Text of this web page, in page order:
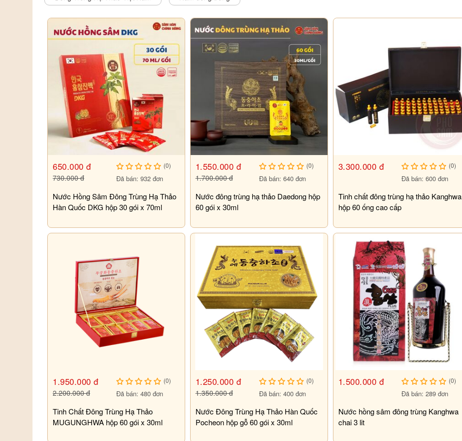
- Những ai đang có sự rối loan về cân bằng nội tiết trong cơ thể.
- Những người có chứng liên quan về đường tiết niệu, bệnh suy thận.
- Các đối tượng mắc các chứng bệnh về da tự miễn thì không nên sử dụng như: vẩy nến, á sừng,…
- Các thai phụ và người đang cho con bú không nên sử dụng.
Cách bảo quản
- Để nơi thoáng mát như tủ lạnh.
- Tránh tiếp xúc ánh sáng mặt trời và nhiệt độ.
650.000 đ
730.000 đ
(0)
Đã bán: 932 đơn
Nước Hồng Sâm Đông Trùng Hạ Thảo
Hàn Quốc DKG hộp 30 gói x 70ml
1.550.000 đ
1.700.000 đ
(0)
Đã bán: 640 đơn
Nước đông trùng hạ thảo Daedong hộp
60 gói x 30ml
3.300.000 đ (0)
Đã bán: 600 đơn
Tinh chất đông trùng hạ thảo Kanghwa
hộp 60 ống cao cấp
1.950.000 đ
2.200.000 đ
(0)
Đã bán: 480 đơn
Tinh Chất Đông Trùng Hạ Thảo
MUGUNGHWA hộp 60 gói x 30ml
1.250.000 đ
1.350.000 đ
(0)
Đã bán: 400 đơn
Nước Đông Trùng Hạ Thảo Hàn Quốc
Pocheon hộp gỗ 60 gói x 30ml
1.500.000 đ (0)
Đã bán: 289 đơn
Nước hồng sâm đông trùng Kanghwa
chai 3 lit